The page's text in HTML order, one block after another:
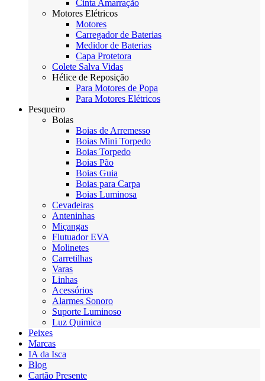
Cinta Amarração
Motores Elétricos
Motores
Carregador de Baterias
Medidor de Baterias
Capa Protetora
Colete Salva Vidas
Hélice de Reposição
Para Motores de Popa
Para Motores Elétricos
Pesqueiro
Boias
Boias de Arremesso
Boias Mini Torpedo
Boias Torpedo
Boias Pão
Boias Guia
Boias para Carpa
Boias Luminosa
Cevadeiras
Anteninhas
Miçangas
Flutuador EVA
Molinetes
Carretilhas
Varas
Linhas
Acessórios
Alarmes Sonoro
Suporte Luminoso
Luz Quimica
Peixes
Marcas
IA da Isca
Blog
Cartão Presente